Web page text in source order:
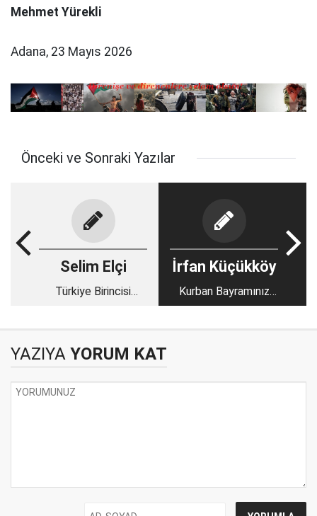
Mehmet Yürekli
Adana, 23 Mayıs 2026
Önceki ve Sonraki Yazılar
Selim Elçi
Türkiye Birincisi
İrfan Küçükköy
Kurban Bayramınız
Mübarek Olsun
YAZIYA YORUM KAT